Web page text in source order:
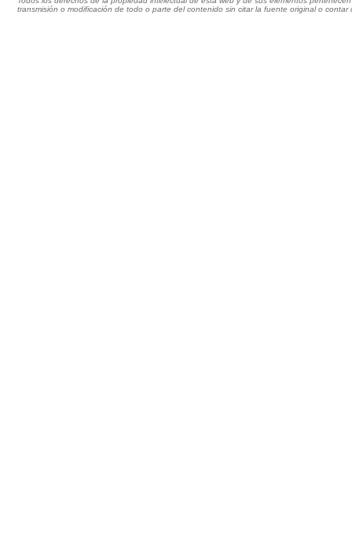
transmisión o modificación de todo o parte del contenido sin citar la fuente original o